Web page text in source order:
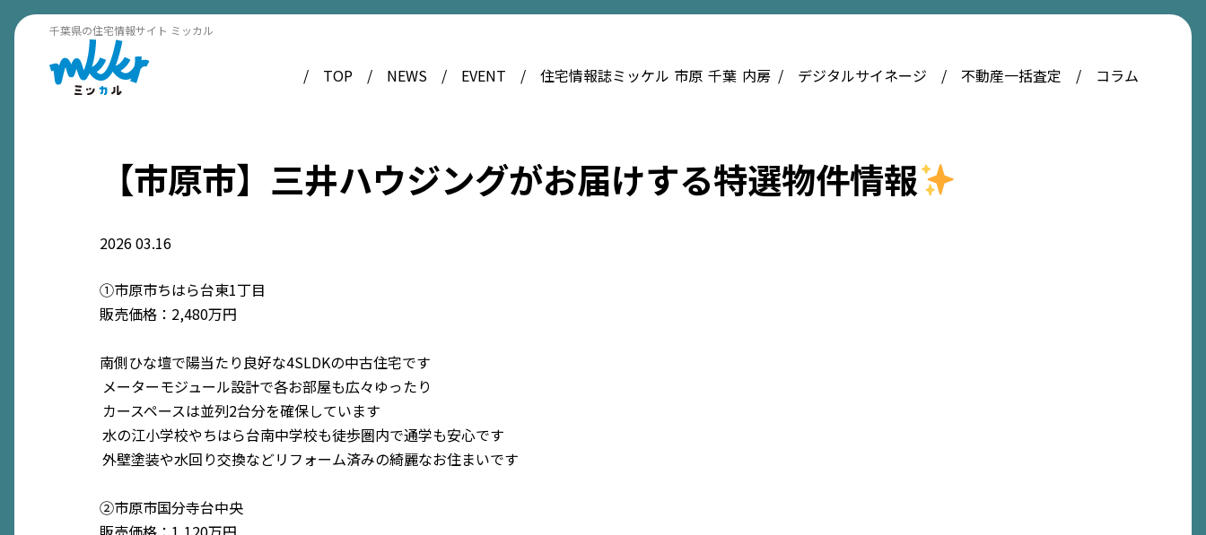
千葉県の住宅情報サイト ミッカル
TOP NEWS EVENT 住宅情報誌ミッケル 市原 千葉 内房 デジタルサイネージ 不動産一括査定 コラム
【市原市】三井ハウジングがお届けする特選物件情報
202603.16
①市原市ちはら台東1丁目
販売価格：2,480万円
南側ひな壇で陽当たり良好な4SLDKの中古住宅です
メーターモジュール設計で各お部屋も広々ゆったり
カースペースは並列2台分を確保しています
水の江小学校やちはら台南中学校も徒歩圏内で通学も安心です
外壁塗装や水回り交換などリフォーム済みの綺麗なお住まいです
②市原市国分寺台中央